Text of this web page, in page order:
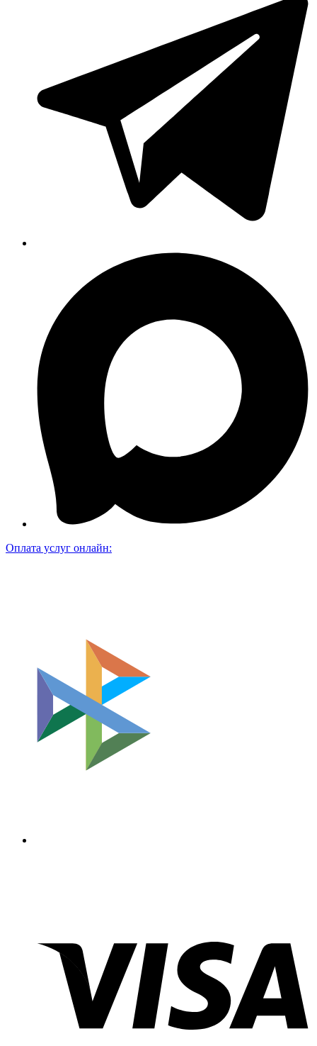
Оплата услуг онлайн: